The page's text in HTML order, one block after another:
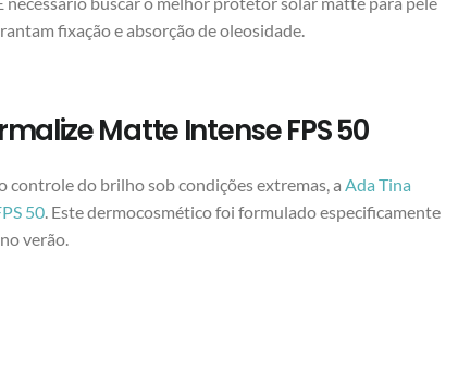
fixação e absorção de oleosidade.
Matte Intense FPS 50
controle do brilho sob condições extremas, a Ada Tina
50. Este dermocosmético foi formulado especificamente
verão.